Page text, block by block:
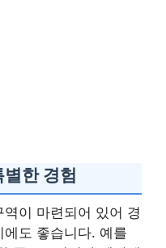
한 경험
이 마련되어 있어 경
도 좋습니다. 예를